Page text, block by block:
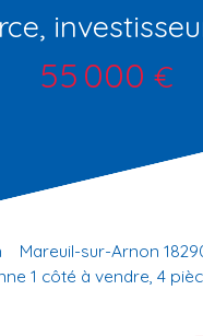
55 000 €
Mareuil-sur-Arnon
1 côté à vendre, 4